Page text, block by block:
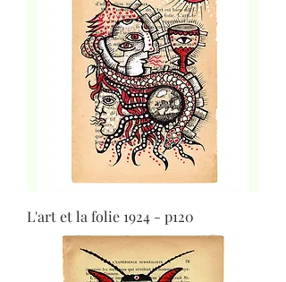
L'art et la folie 1924 - p120